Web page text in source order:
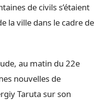
de civils s’étaient
la ville dans le cadre de
au matin du 22e
nouvelles de
Taruta sur son